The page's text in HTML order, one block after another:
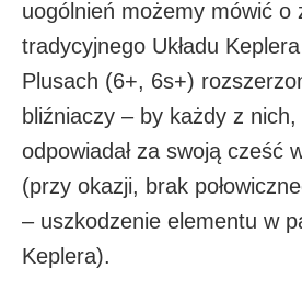
uogólnień możemy mówić o
tradycyjnego Układu
Plusach (6+, 6s+)
bliźniaczy – by każdy z nich,
odpowiadał za swoją cześć
(przy okazji, brak
– uszkodzenie elementu w
Keplera).